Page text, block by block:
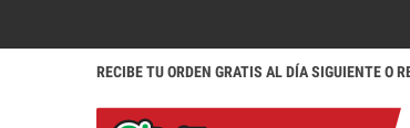
RECIBE TU ORDEN GRATIS AL DÍA SIGUIENTE O